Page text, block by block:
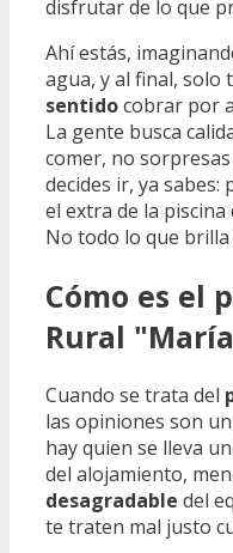
disfrutar de lo que
Ahí estás,
agua, y al final, solo
sentidocobrar por
La gente busca
comer, no
decides ir, ya
el extra de la
No todo lo que
Cómo es el
Rural
Cuando se trata del
las opiniones son
hay quien se lleva
del alojamiento,
desagradable del
te traten mal justo